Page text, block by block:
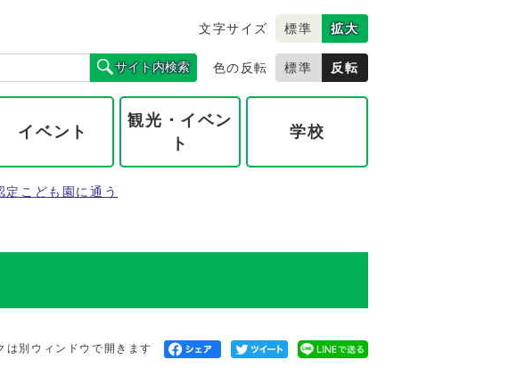
文字サイズ 標準 拡大
サイト内検索 色の反転 標準 反転
イベント
観光・イベン
ト
学校
定こども園に通う
は別ウィンドウで開きます